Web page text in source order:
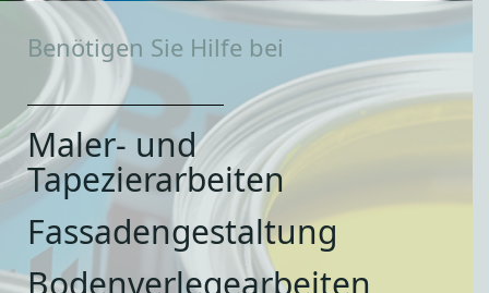
Benötigen Sie Hilfe bei
Maler- und
Tapezierarbeiten
Fassadengestaltung
Bodenverlegearbeiten